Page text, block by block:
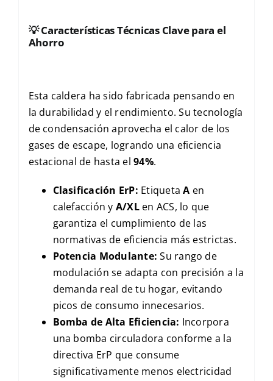
💡Características Técnicas Clave para el
Ahorro
Esta caldera ha sido fabricada pensando en
la durabilidad y el rendimiento. Su tecnología
de condensación aprovecha el calor de los
gases de escape, logrando una eficiencia
estacional de hasta el94%.
Clasificación ErP: EtiquetaA en
calefacción y A/XLen ACS, lo que
garantiza el cumplimiento de las
normativas de eficiencia más estrictas.
Potencia Modulante: Su rango de
modulación se adapta con precisión a la
demanda real de tu hogar, evitando
picos de consumo innecesarios.
Bomba de Alta Eficiencia: Incorpora
una bomba circuladora conforme a la
directiva ErP que consume
significativamente menos electricidad